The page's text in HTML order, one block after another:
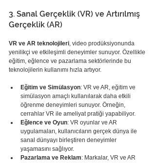
3. Sanal Gerçeklik (VR) ve Artırılmış
Gerçeklik (AR)
VR ve AR teknolojileri, video prodüksiyonunda
yenilikçi ve etkileşimli deneyimler sunuyor. Özellikle
eğitim, eğlence ve pazarlama sektörlerinde bu
teknolojilerin kullanımı hızla artıyor.
Eğitim ve Simülasyon: VR ve AR, eğitim ve
simülasyon amaçlı kullanılarak daha etkili
öğrenme deneyimleri sunuyor. Örneğin,
cerrahlar VR ile ameliyat pratiği yapabiliyor.
Eğlence ve Oyun: VR oyunlar ve AR
uygulamaları, kullanıcıların gerçek dünya ile
sanal dünyayı birleştiren deneyimler
yaşamasını sağlıyor.
Pazarlama ve Reklam: Markalar, VR ve AR